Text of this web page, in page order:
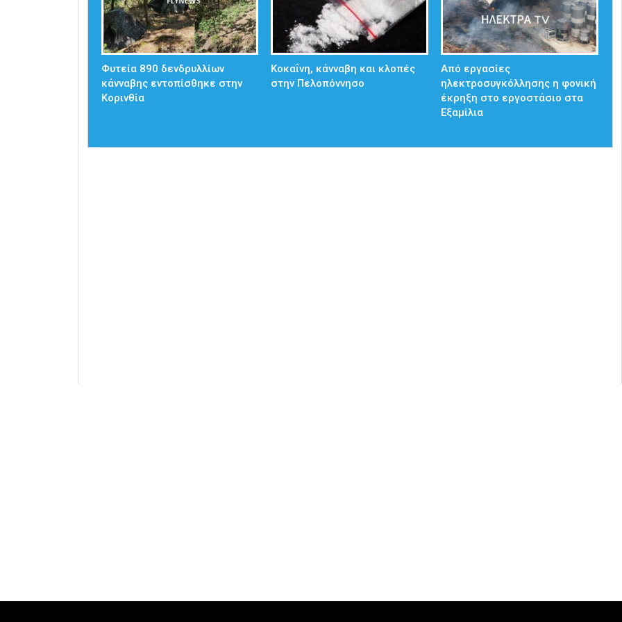
Φυτεία 890 δενδρυλλίων
κάνναβης εντοπίσθηκε στην
Κορινθία
Κοκαΐνη, κάνναβη και κλοπές
στην Πελοπόννησο
Από εργασίες
ηλεκτροσυγκόλλησης η φονική
έκρηξη στο εργοστάσιο στα
Εξαμίλια